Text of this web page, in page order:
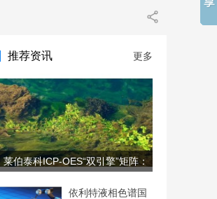
更多
推荐资讯
莱伯泰科ICP-OES“双引擎”矩阵：
依利特液相色谱国